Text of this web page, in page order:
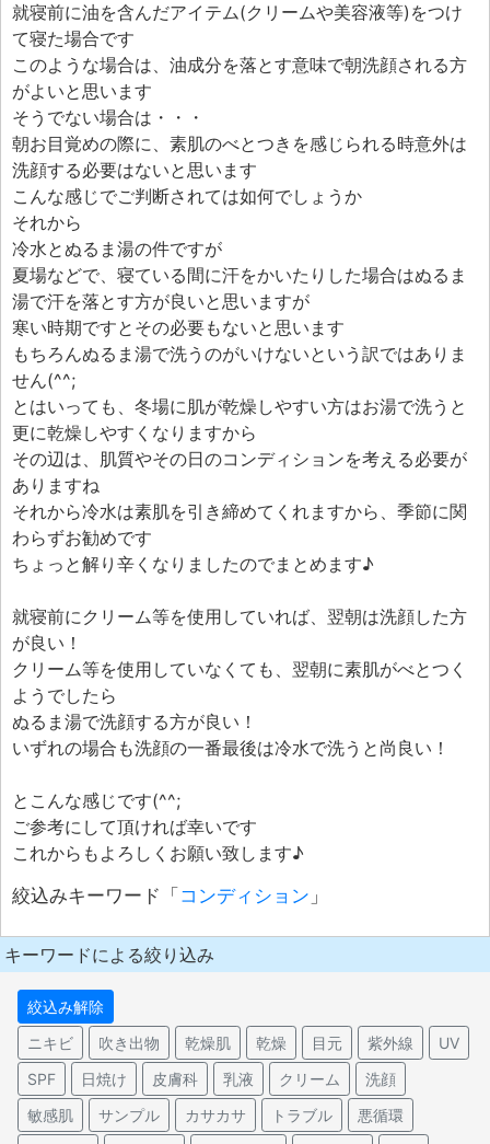
就寝前に油を含んだアイテム(クリームや美容液等)をつけ
て寝た場合です
このような場合は、油成分を落とす意味で朝洗顔される方
がよいと思います
そうでない場合は・・・
朝お目覚めの際に、素肌のべとつきを感じられる時意外は
洗顔する必要はないと思います
こんな感じでご判断されては如何でしょうか
それから
冷水とぬるま湯の件ですが
夏場などで、寝ている間に汗をかいたりした場合はぬるま
湯で汗を落とす方が良いと思いますが
寒い時期ですとその必要もないと思います
もちろんぬるま湯で洗うのがいけないという訳ではありま
せん(^^;
とはいっても、冬場に肌が乾燥しやすい方はお湯で洗うと
更に乾燥しやすくなりますから
その辺は、肌質やその日のコンディションを考える必要が
ありますね
それから冷水は素肌を引き締めてくれますから、季節に関
わらずお勧めです
ちょっと解り辛くなりましたのでまとめます♪
就寝前にクリーム等を使用していれば、翌朝は洗顔した方
が良い！
クリーム等を使用していなくても、翌朝に素肌がべとつく
ようでしたら
ぬるま湯で洗顔する方が良い！
いずれの場合も洗顔の一番最後は冷水で洗うと尚良い！
とこんな感じです(^^;
ご参考にして頂ければ幸いです
これからもよろしくお願い致します♪
絞込みキーワード「 コンディション 」
キーワードによる絞り込み
絞込み解除
ニキビ
吹き出物 乾燥肌 乾燥 目元 紫外線
UV
SPF
日焼け 皮膚科 乳液 クリーム
洗顔
敏感肌
サンプル カサカサ トラブル
悪循環